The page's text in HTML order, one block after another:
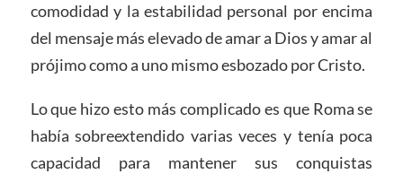
comodidad y la estabilidad personal por encima
del mensaje más elevado de amar a Dios y amar al
prójimo como a uno mismo esbozado por Cristo.
Lo que hizo esto más complicado es que Roma se
había sobreextendido varias veces y tenía poca
capacidad para mantener sus conquistas